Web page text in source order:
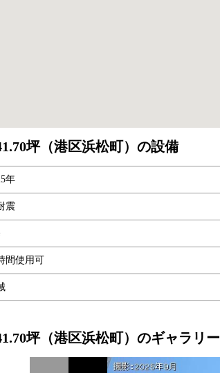
坪（港区浜松町）の設備
年
震
間使用可
坪（港区浜松町）のギャラリー